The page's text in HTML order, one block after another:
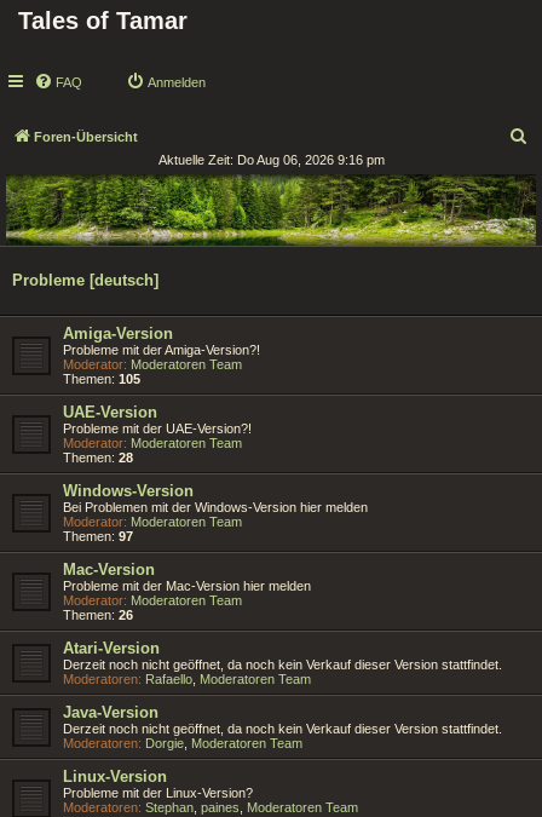
Tales of Tamar
FAQ Anmelden
Foren-Übersicht
c
h
e
Aktuelle Zeit: Do Aug 06, 2026 9:16 pm
Probleme [deutsch]
Amiga-Version
Probleme mit der Amiga-Version?!
Moderator: Moderatoren Team
Themen: 105
UAE-Version
Probleme mit der UAE-Version?!
Moderator: Moderatoren Team
Themen: 28
Windows-Version
Bei Problemen mit der Windows-Version hier melden
Moderator: Moderatoren Team
Themen: 97
Mac-Version
Probleme mit der Mac-Version hier melden
Moderator: Moderatoren Team
Themen: 26
Atari-Version
Derzeit noch nicht geöffnet, da noch kein Verkauf dieser Version stattfindet.
Moderatoren: Rafaello Moderatoren Team
Java-Version
Derzeit noch nicht geöffnet, da noch kein Verkauf dieser Version stattfindet.
Moderatoren: Dorgie Moderatoren Team
Linux-Version
Probleme mit der Linux-Version?
Moderatoren: Stephan paines
Moderatoren Team